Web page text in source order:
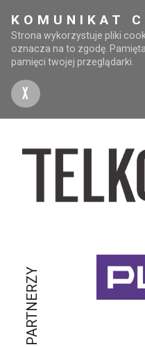
KOMUNIKAT
Strona wykorzystuje pliki
oznacza na to zgodę.
pamięci twojej przeglądarki.
X
PARTNERZY